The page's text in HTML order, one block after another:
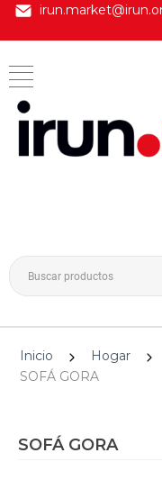
Inicio Hogar
SOFÁ GORA
SOFÁ GORA